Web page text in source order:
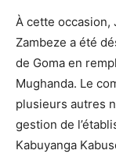
À cette occasion,
Zambeze a été
de Goma en
Mughanda. Le
plusieurs autres
gestion de
Kabuyanga